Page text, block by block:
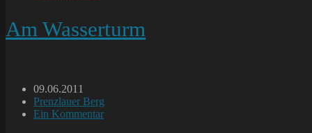
Am Wasserturm
Beitrag
veröffentlicht:
09.06.2011
Beitrags-
Kategorie:
Prenzlauer Berg
Beitrags-
Ein Kommentar